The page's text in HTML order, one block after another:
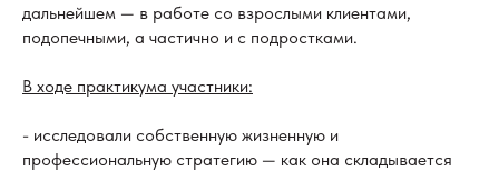
дальнейшем — в работе со взрослыми клиентами,
подопечными, а частично и с подростками.
В ходе практикума участники:
- исследовали собственную жизненную и
профессиональную стратегию — как она складывается